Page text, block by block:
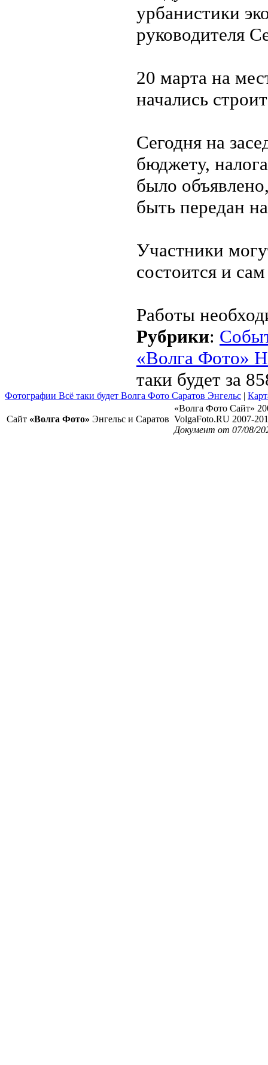
урбанистики
руководителя
20 марта на
начались
Сегодня на
бюджету,
было
быть передан
Участники
состоится и
Работы
Рубрики:
«Волга Фото»
таки будет за
Фотографии Всё таки будет Волга Фото Саратов Энгельс |
Сайт «Волга Фото» Энгельс и Саратов
«Волга Фото Сайт»
VolgaFoto.RU 2007-
Документ от 07/08/